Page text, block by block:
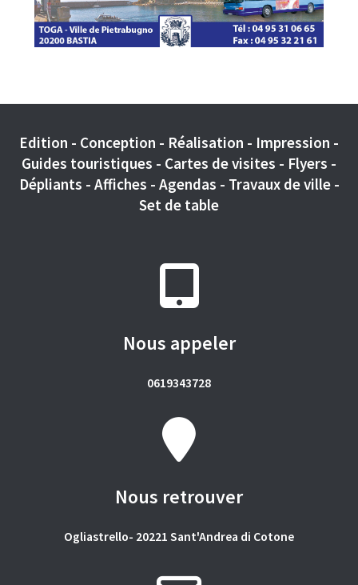
Edition - Conception - Réalisation - Impression -
Guides touristiques - Cartes de visites - Flyers -
Dépliants - Affiches - Agendas - Travaux de ville -
Set de table
Nous appeler
0619343728
Nous retrouver
Ogliastrello- 20221 Sant'Andrea di Cotone